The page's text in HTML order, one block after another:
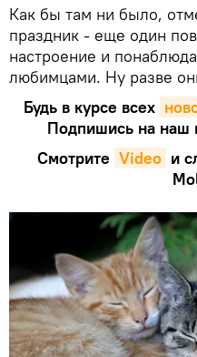
Как бы там ни было,
праздник - еще один
настроение и
любимцами. Ну разве
Будь в курсе всех
Подпишись на наш
Смотрите Video и